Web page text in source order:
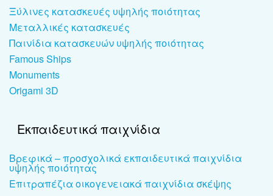
Ξύλινες κατασκευές υψηλής ποιότητας
Μεταλλικές κατασκευές
Παινίδια κατασκευών υψηλής ποιότητας
Famous Ships
Monuments
Origami 3D
Εκπαιδευτικά παιχνίδια
Βρεφικά – προσχολικά εκπαιδευτικά παιχνίδια
υψηλής ποιότητας
Επιτραπέζια οικογενειακά παιχνίδια σκέψης